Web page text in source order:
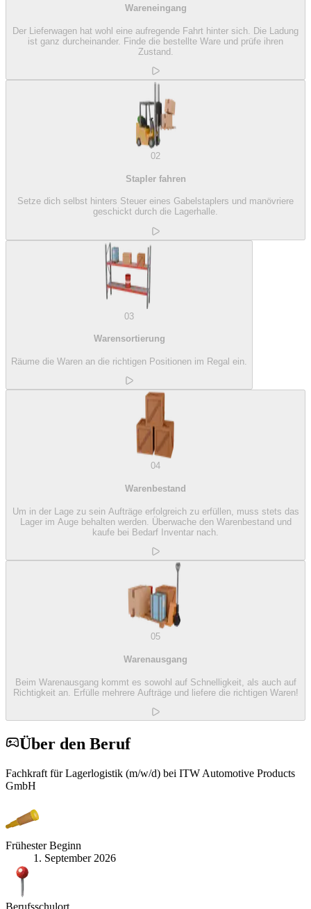
Wareneingang
Der Lieferwagen hat wohl eine aufregende Fahrt hinter sich. Die Ladung
ist ganz durcheinander. Finde die bestellte Ware und prüfe ihren
Zustand.
02
Stapler fahren
Setze dich selbst hinters Steuer eines Gabelstaplers und manövriere
geschickt durch die Lagerhalle.
03
Warensortierung
Räume die Waren an die richtigen Positionen im Regal ein.
04
Warenbestand
Um in der Lage zu sein Aufträge erfolgreich zu erfüllen, muss stets das
Lager im Auge behalten werden. Überwache den Warenbestand und
kaufe bei Bedarf Inventar nach.
05
Warenausgang
Beim Warenausgang kommt es sowohl auf Schnelligkeit, als auch auf
Richtigkeit an. Erfülle mehrere Aufträge und liefere die richtigen Waren!
Über den Beruf
Fachkraft für Lagerlogistik (m/w/d) bei ITW Automotive Products
GmbH
Frühester Beginn
1. September 2026
Berufsschulort